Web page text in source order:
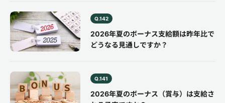
Q.142
2026年夏のボーナス支給額は昨年比で
どうなる見通しですか？
Q.141
2026年夏のボーナス（賞与）は支給さ